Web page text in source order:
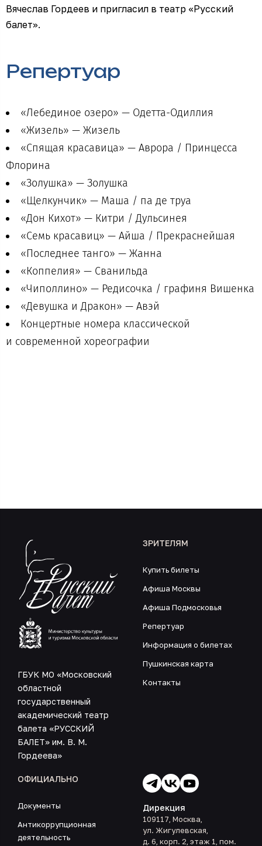
Вячеслав Гордеев и пригласил в театр «Русский
балет».
Репертуар
«Лебединое озеро» — Одетта-Одиллия
«Жизель» — Жизель
«Спящая красавица» — Аврора / Принцесса
Флорина
«Золушка» — Золушка
«Щелкунчик» — Маша / па де труа
«Дон Кихот» — Китри / Дульсинея
«Семь красавиц» — Айша / Прекраснейшая
«Последнее танго» — Жанна
«Коппелия» — Сванильда
«Чиполлино» — Редисочка / графиня Вишенка
«Девушка и Дракон» — Авэй
Концертные номера классической
и современной хореографии
ГБУК МО «Московский
областной
государственный
академический театр
балета «РУССКИЙ
БАЛЕТ» им. В. М.
Гордеева»
ЗРИТЕЛЯМ
Купить билеты
Афиша Москвы
Афиша Подмосковья
Репертуар
Информация о билетах
Пушкинская карта
Контакты
ОФИЦИАЛЬНО
Документы
Антикоррупционная
деятельность
Дирекция
109117, Москва,
ул. Жигулевская,
д. 6, корп. 2, этаж 1, пом.